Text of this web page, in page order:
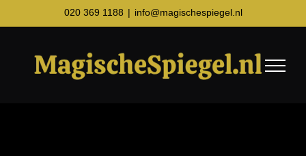
naar
020 369 1188 | info@magischespiegel.nl